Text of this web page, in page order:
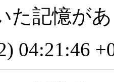
た記憶が
04:21:46